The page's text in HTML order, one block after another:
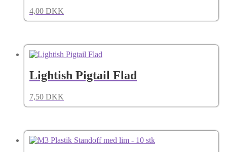
4,00 DKK
Lightish Pigtail Flad
7,50 DKK